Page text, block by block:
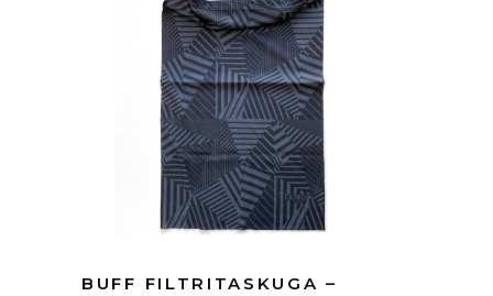
BUFF FILTRITASKUGA –